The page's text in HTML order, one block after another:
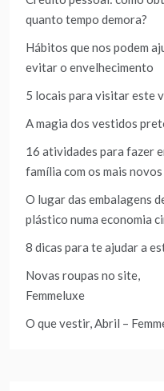
quanto tempo demora?
Hábitos que nos podem
evitar o envelhecimento
5 locais para visitar este
A magia dos vestidos
16 atividades para fazer
família com os mais novos
O lugar das embalagens
plástico numa economia
8 dicas para te ajudar a
Novas roupas no site,
Femmeluxe
O que vestir, Abril –